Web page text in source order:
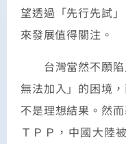
望透過「先行先試
來發展值得關注。
台灣當然不願陷
無法加入」的困境
不是理想結果。然
ＴＰＰ，中國大陸